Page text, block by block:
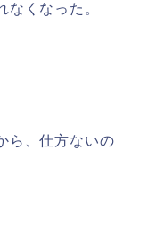
なくなった。
ら、仕方ないの